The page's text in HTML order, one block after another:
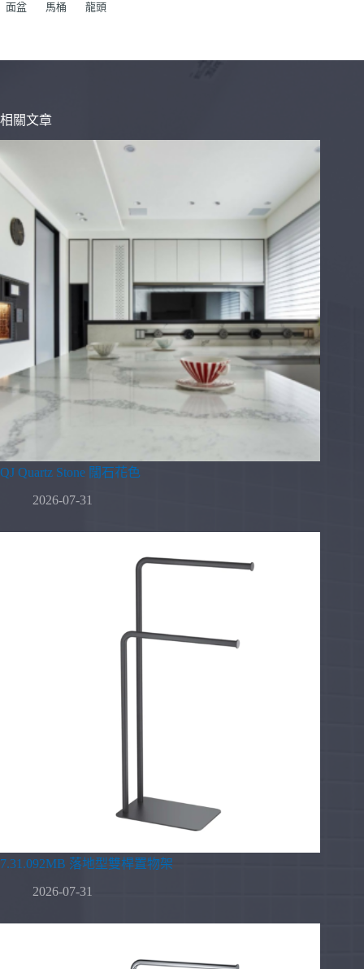
面盆 馬桶 龍頭
相關文章
QJ Quartz Stone 闊石花色
2026-07-31
7.31.092MB 落地型雙桿置物架
2026-07-31